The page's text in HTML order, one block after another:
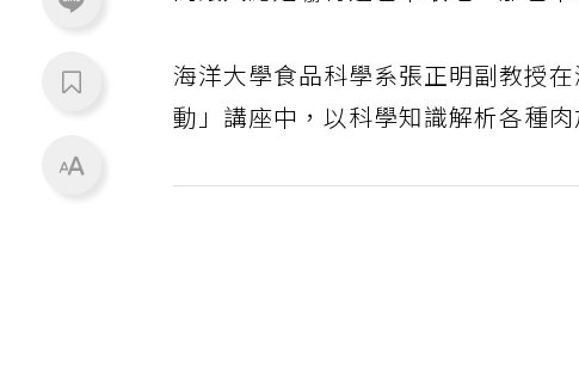
海洋大學食品科學系張正明副教授
動」講座中，以科學知識解析各種肉